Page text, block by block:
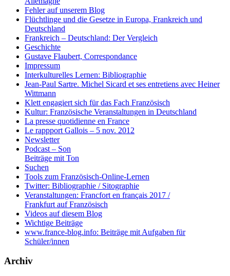
Fehler auf unserem Blog
Flüchtlinge und die Gesetze in Europa, Frankreich und
Deutschland
Frankreich – Deutschland: Der Vergleich
Geschichte
Gustave Flaubert, Correspondance
Impressum
Interkulturelles Lernen: Bibliographie
Jean-Paul Sartre. Michel Sicard et ses entretiens avec Heiner
Wittmann
Klett engagiert sich für das Fach Französisch
Kultur: Französische Veranstaltungen in Deutschland
La presse quotidienne en France
Le rappport Gallois – 5 nov. 2012
Newsletter
Podcast – Son
Beiträge mit Ton
Suchen
Tools zum Französisch-Online-Lernen
Twitter: Bibliographie / Sitographie
Veranstaltungen: Francfort en français 2017 /
Frankfurt auf Französisch
Videos auf diesem Blog
Wichtige Beiträge
www.france-blog.info: Beiträge mit Aufgaben für
Schüler/innen
Archiv